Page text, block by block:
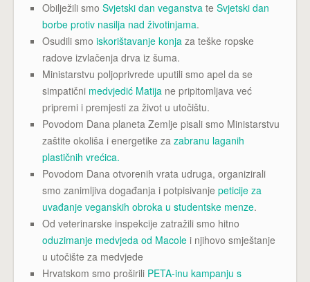
Obilježili smo Svjetski dan veganstva te Svjetski dan
borbe protiv nasilja nad životinjama.
Osudili smo iskorištavanje konja za teške ropske
radove izvlačenja drva iz šuma.
Ministarstvu poljoprivrede uputili smo apel da se
simpatični medvjedić Matija ne pripitomljava već
pripremi i premjesti za život u utočištu.
Povodom Dana planeta Zemlje pisali smo Ministarstvu
zaštite okoliša i energetike za zabranu laganih
plastičnih vrećica.
Povodom Dana otvorenih vrata udruga, organizirali
smo zanimljiva događanja i potpisivanje peticije za
uvađanje veganskih obroka u studentske menze.
Od veterinarske inspekcije zatražili smo hitno
oduzimanje medvjeda od Macole i njihovo smještanje
u utočište za medvjede
Hrvatskom smo proširili PETA-inu kampanju s